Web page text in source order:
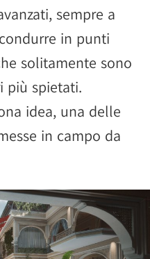
sempre a
in punti
solitamente sono
più spietati.
idea, una delle
in campo da